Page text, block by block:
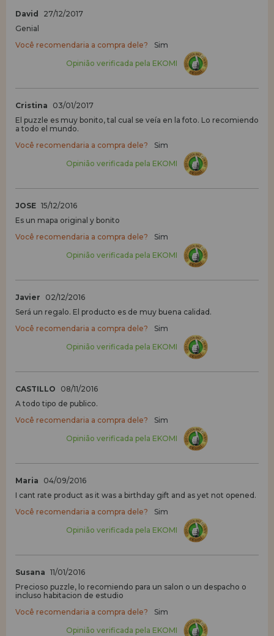
David
27/12/2017
Genial
Você recomendaria a compra dele?
Sim
Opinião verificada pela EKOMI
Cristina
03/01/2017
El puzzle es muy bonito, tal cual se veía en la foto. Lo recomiendo
a todo el mundo.
Você recomendaria a compra dele?
Sim
Opinião verificada pela EKOMI
JOSE 15/12/2016
Es un mapa original y bonito
Você recomendaria a compra dele?
Sim
Opinião verificada pela EKOMI
Javier
02/12/2016
Será un regalo. El producto es de muy buena calidad.
Você recomendaria a compra dele?
Sim
Opinião verificada pela EKOMI
CASTILLO
08/11/2016
A todo tipo de publico.
Você recomendaria a compra dele?
Sim
Opinião verificada pela EKOMI
Maria
04/09/2016
I cant rate product as it was a birthday gift and as yet not opened.
Você recomendaria a compra dele?
Sim
Opinião verificada pela EKOMI
Susana 11/01/2016
Precioso puzzle, lo recomiendo para un salon o un despacho o
incluso habitacion de estudio
Você recomendaria a compra dele?
Sim
Opinião verificada pela EKOMI